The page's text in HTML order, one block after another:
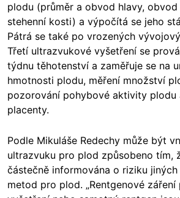
plodu (průměr a obvod hlavy,
stehenní kosti) a výpočítá se jeho
Pátrá se také po vrozených
Třetí ultrazvukové vyšetření se
týdnu těhotenství a zaměřuje se na
hmotnosti plodu, měření množství
pozorování pohybové aktivity plodu
placenty.
Podle Mikuláše Redechy může být
ultrazvuku pro plod způsobeno tím,
částečně informována o riziku
metod pro plod. „Rentgenové